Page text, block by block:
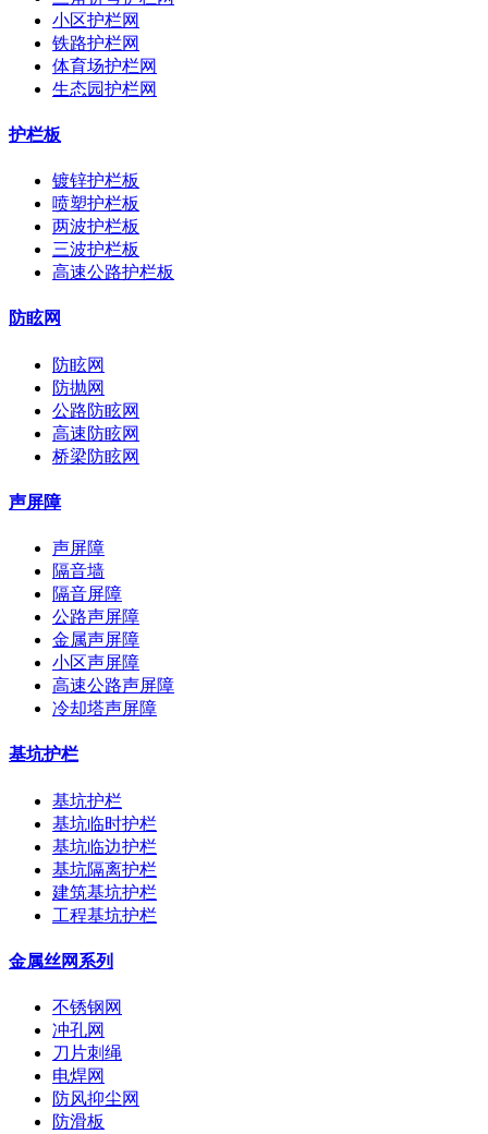
小区护栏网
铁路护栏网
体育场护栏网
生态园护栏网
护栏板
镀锌护栏板
喷塑护栏板
两波护栏板
三波护栏板
高速公路护栏板
防眩网
防眩网
防抛网
公路防眩网
高速防眩网
桥梁防眩网
声屏障
声屏障
隔音墙
隔音屏障
公路声屏障
金属声屏障
小区声屏障
高速公路声屏障
冷却塔声屏障
基坑护栏
基坑护栏
基坑临时护栏
基坑临边护栏
基坑隔离护栏
建筑基坑护栏
工程基坑护栏
金属丝网系列
不锈钢网
冲孔网
刀片刺绳
电焊网
防风抑尘网
防滑板